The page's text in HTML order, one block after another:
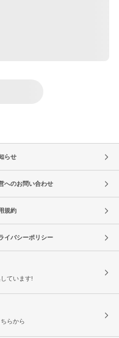
らせ
へのお問い合わせ
規約
イバシーポリシー
ています!
らから